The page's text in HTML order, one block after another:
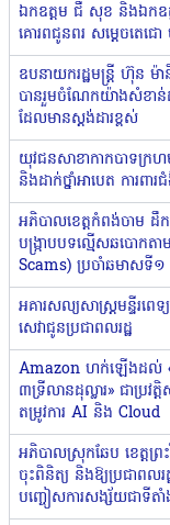
ឯកឧត្តម ជឺ សុខ និងឯកឧ
គោរពជូនពរ សម្ដេចតេជ
ឧបនាយករដ្ឋមន្ត្រី ហ៊ុន ម៉ា
បានរួមចំណែកយ៉ាងសំខាន់
ដែលមានស្តង់ដារខ្ពស់
យុវជនសាខាកាកបាទក្រហ
និងដាក់ថ្នាំអាបេត ការព
អភិបាលខេត្តកំពង់ចាម ដឹក
បង្ក្រាបបទល្មើសឆបោកតា
Scams) ប្រចាំឆមាសទី១
អគារសល្យសាស្ត្រមន្ទីរពេទ្
សេវាជូនប្រជាពលរដ្ឋ
Amazon ហក់ឡើងដល់ «ក្
៣ទ្រីលានដុល្លារ» ជាប្រវត្
តម្រូវការ AI និង Cloud
អភិបាលស្រុកឆែប ខេត្តព្រះ
ចុះពិនិត្យ និងឱ្យប្រជាពលរ
បញ្ចៀសការសង្ស័យជាទីតាំ